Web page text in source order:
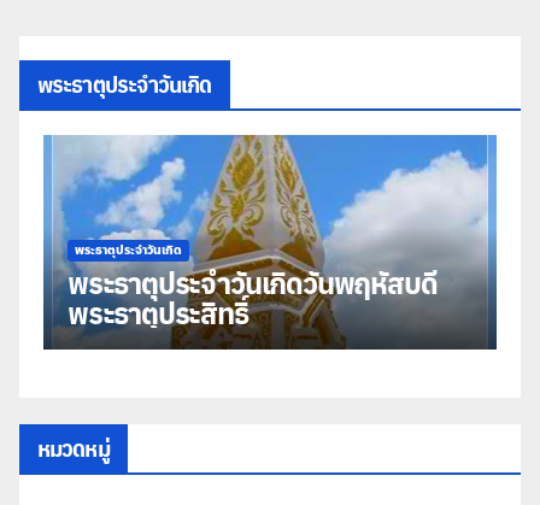
พระธาตุประจำวันเกิด
พระธาตุประจำวันเกิด
พระธาตุประจำวันเกิดวันพฤหัสบดี
พระธาตุประสิทธิ์
หมวดหมู่